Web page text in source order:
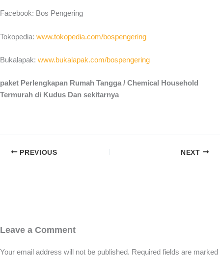
Facebook: Bos Pengering
Tokopedia: www.tokopedia.com/bospengering
Bukalapak: www.bukalapak.com/bospengering
paket Perlengkapan Rumah Tangga / Chemical Household
Termurah di Kudus Dan sekitarnya
PREVIOUS NEXT
Leave a Comment
Your email address will not be published. Required fields are marked